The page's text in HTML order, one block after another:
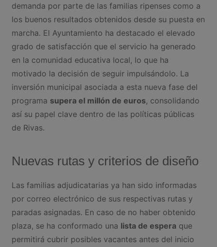
demanda por parte de las familias ripenses como a
los buenos resultados obtenidos desde su puesta en
marcha. El Ayuntamiento ha destacado el elevado
grado de satisfacción que el servicio ha generado
en la comunidad educativa local, lo que ha
motivado la decisión de seguir impulsándolo. La
inversión municipal asociada a esta nueva fase del
programa supera el millón de euros, consolidando
así su papel clave dentro de las políticas públicas
de Rivas.
Nuevas rutas y criterios de diseño
Las familias adjudicatarias ya han sido informadas
por correo electrónico de sus respectivas rutas y
paradas asignadas. En caso de no haber obtenido
plaza, se ha conformado una lista de esperaque
permitirá cubrir posibles vacantes antes del inicio